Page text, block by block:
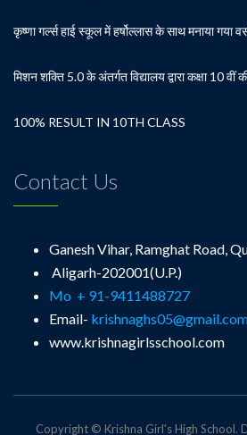
कृष्णा गर्ल्स हाई स्कूल में हर्षोल्लास के साथ मनाया गया
100% RESULT IN 10TH CLASS
Contact Us
Ganesh Vihar, Ramghat Road,
Aligarh-202001(U.P.)
Mo + 91-9411488727
Email-
www.krishnagirlsschool.com
Copyright © Krishna Girl's High School.